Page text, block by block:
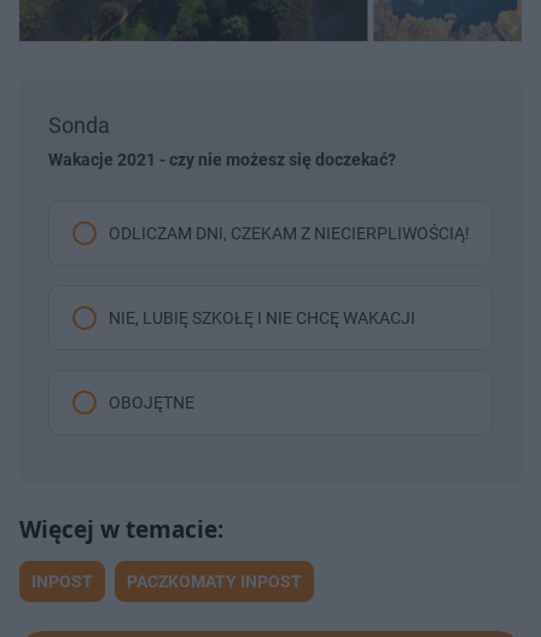
Sonda
Wakacje 2021 - czy nie możesz się doczekać?
ODLICZAM DNI, CZEKAM Z NIECIERPLIWOŚCIĄ!
NIE, LUBIĘ SZKOŁĘ I NIE CHCĘ WAKACJI
OBOJĘTNE
INPOST PACZKOMATY INPOST